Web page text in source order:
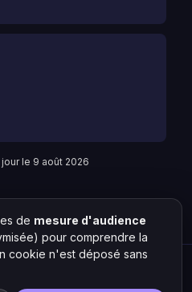
le 9 août 2026
Liste des artistes
urbaine
de mesure d'audience
pour comprendre la
cookie n'est déposé sans